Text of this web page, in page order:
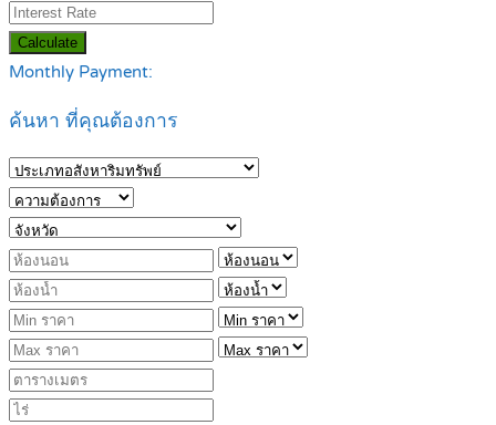
Calculate
Monthly Payment:
ค้นหา ที่คุณต้องการ